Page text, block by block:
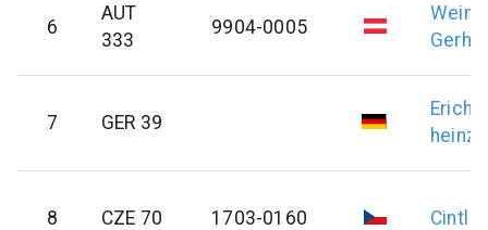
6
AUT
333
9904-0005
7 GER 39
Erich
heinz
8 CZE 70 1703-0160 Cintl